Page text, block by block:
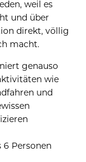
weil es
und über
direkt, völlig
macht.
genauso
wie
und
Personen